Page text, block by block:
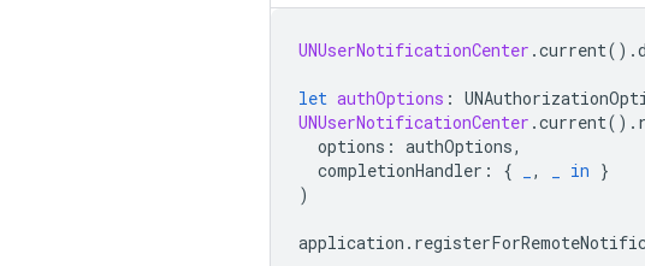
UNUserNotificationCenter .current().
let authOptions :
UNUserNotificationCenter .current().
options : authOptions,
completionHandler : { , in }
)
application .